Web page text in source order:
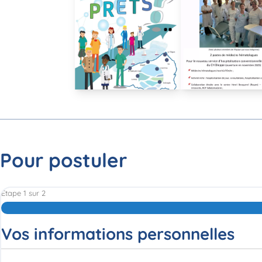
Pour postuler
Étape 1 sur 2
Vos informations personnelles